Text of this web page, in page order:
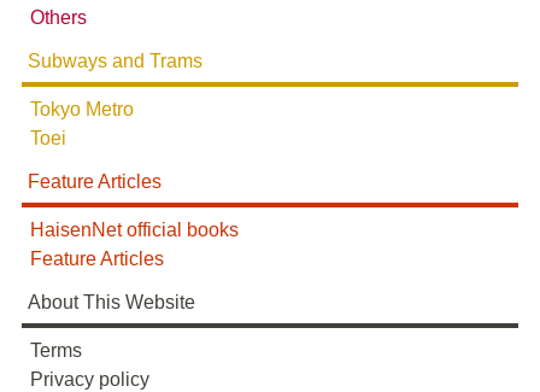
BOOTH
鹿島・衣浦・水島臨海鉄道配線略図
Others
Subways and Trams
Tokyo Metro
Toei
Feature Articles
HaisenNet official books
Feature Articles
About This Website
Terms
Privacy policy